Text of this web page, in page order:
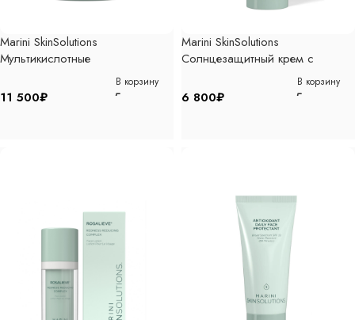
Marini SkinSolutions
Мультикислотные
корректирующие пилинг-диски
30 шт
11 500₽
В корзину
Marini SkinSolutions
Солнцезащитный крем с
тональным эффектом с СПФ45
57гр
6 800₽
В корзину